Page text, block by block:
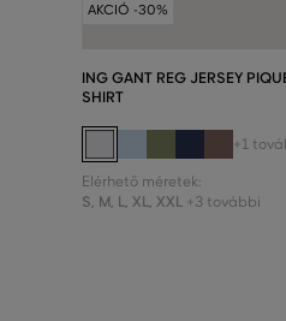
AKCIÓ -30%
ING GANT REG JERSEY
SHIRT
+1
Elérhető méretek:
S, M, L, XL, XXL +3 további